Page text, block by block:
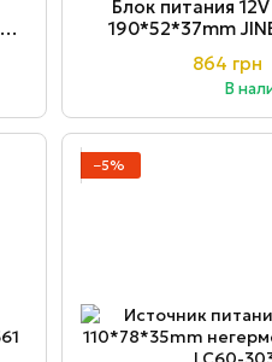
Блок питания
190*52*37mm
864 грн
В
−5%